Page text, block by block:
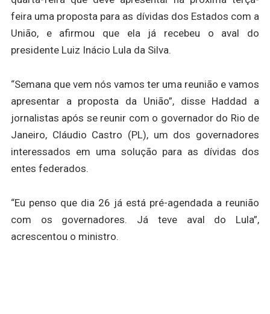
feira uma proposta para as dívidas dos Estados com a
União, e afirmou que ela já recebeu o aval do
presidente Luiz Inácio Lula da Silva.
“Semana que vem nós vamos ter uma reunião e vamos
apresentar a proposta da União”, disse Haddad a
jornalistas após se reunir com o governador do Rio de
Janeiro, Cláudio Castro (PL), um dos governadores
interessados em uma solução para as dívidas dos
entes federados.
“Eu penso que dia 26 já está pré-agendada a reunião
com os governadores. Já teve aval do Lula”,
acrescentou o ministro.